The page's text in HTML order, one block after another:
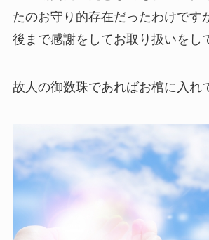
たのお守り的存在だったわけです
後まで感謝をしてお取り扱いをし
故人の御数珠であればお棺に入れ